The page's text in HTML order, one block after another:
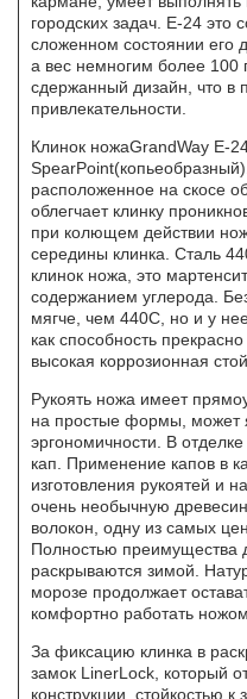
городских задач. E-24
сложенном состоянии его
а вес немногим более 100
сдержанный дизайн, что в
привлекательности.
Клинок ножаGrandWay E-
расположенное на скосе
облегчает клинку
при колющем действии
середины клинка. Сталь
клинок ножа, это
содержанием углерода.
мягче, чем 440С, но и у
как способность
высокая коррозионная
Рукоять ножа имеет
на простые формы, может
эргономичности. В
кап. Применение капов в
изготовления рукоятей и
очень необычную
волокон, одну из самых
Полностью преимущества
раскрываются зимой.
морозе продолжает
комфортно работать ножом
За фиксацию клинка в
замок LinerLock, который
конструкции, стойкостью